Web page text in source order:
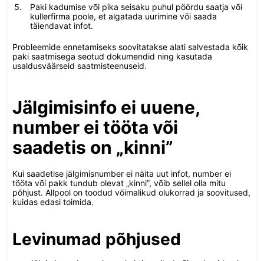
Paki kadumise või pika seisaku puhul pöördu saatja või
kullerfirma poole, et algatada uurimine või saada
täiendavat infot.
Probleemide ennetamiseks soovitatakse alati salvestada kõik
paki saatmisega seotud dokumendid ning kasutada
usaldusväärseid saatmisteenuseid.
Jälgimisinfo ei uuene,
number ei tööta või
saadetis on „kinni”
Kui saadetise jälgimisnumber ei näita uut infot, number ei
tööta või pakk tundub olevat „kinni”, võib sellel olla mitu
põhjust. Allpool on toodud võimalikud olukorrad ja soovitused,
kuidas edasi toimida.
Levinumad põhjused